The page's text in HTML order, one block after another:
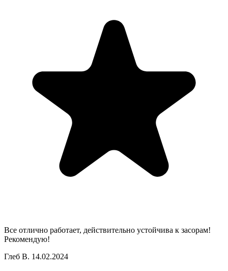
Все отлично работает, действительно устойчива к засорам!
Рекомендую!
Глеб В. 14.02.2024